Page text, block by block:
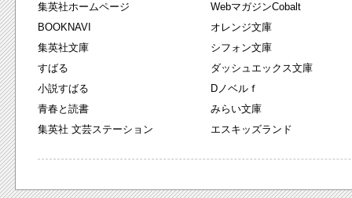
集英社ホームページ
BOOKNAVI
集英社文庫
すばる
小説すばる
青春と読書
集英社 文芸ステーション
WebマガジンCobalt
オレンジ文庫
シフォン文庫
ダッシュエックス文庫
Dノベルｆ
みらい文庫
エスキッズランド